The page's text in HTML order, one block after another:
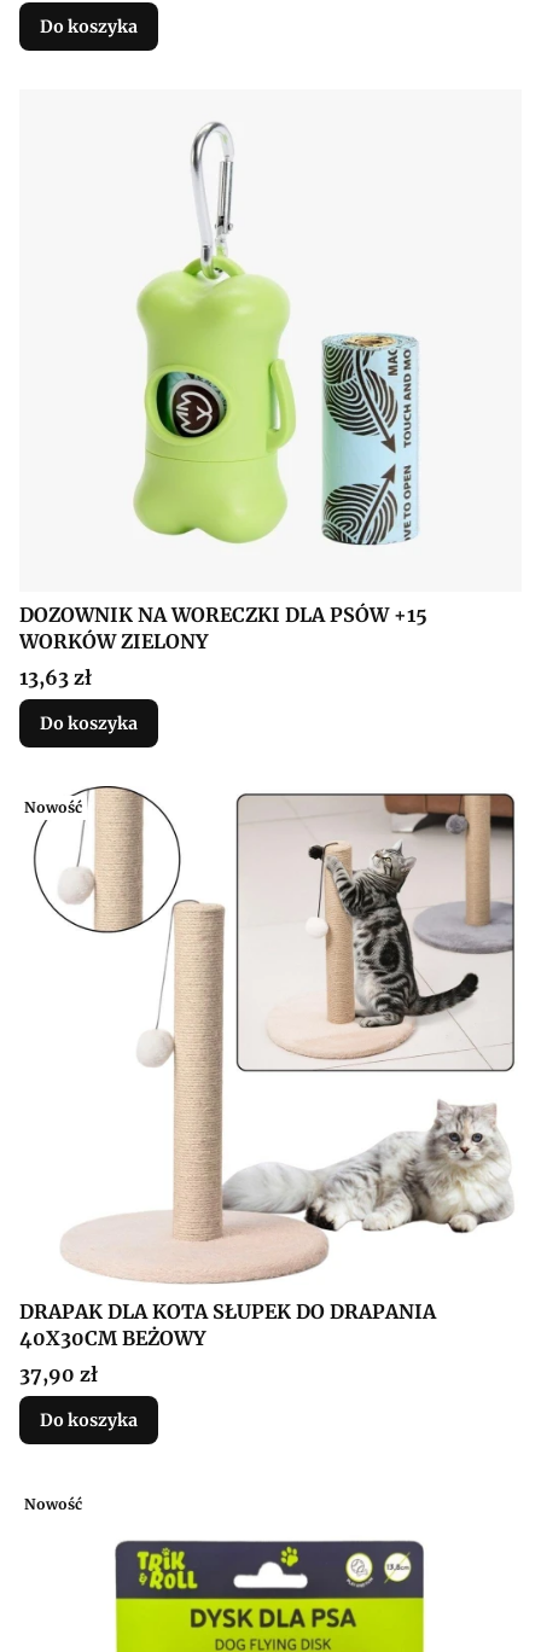
Do koszyka
DOZOWNIK NA WORECZKI DLA PSÓW +15
WORKÓW ZIELONY
Cena
13,63 zł
Do koszyka
Nowość
DRAPAK DLA KOTA SŁUPEK DO DRAPANIA
40X30CM BEŻOWY
Cena
37,90 zł
Do koszyka
Nowość